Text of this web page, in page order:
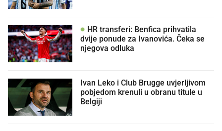
HR transferi: Benfica prihvatila
dvije ponude za Ivanovića. Čeka se
njegova odluka
Ivan Leko i Club Brugge uvjerljivom
pobjedom krenuli u obranu titule u
Belgiji